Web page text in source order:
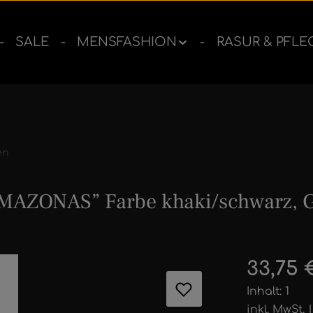
SALE MENSFASHION RASUR &
Farbe khaki/schwarz,
Regulärer
33,75
Inhalt: 1
inkl.